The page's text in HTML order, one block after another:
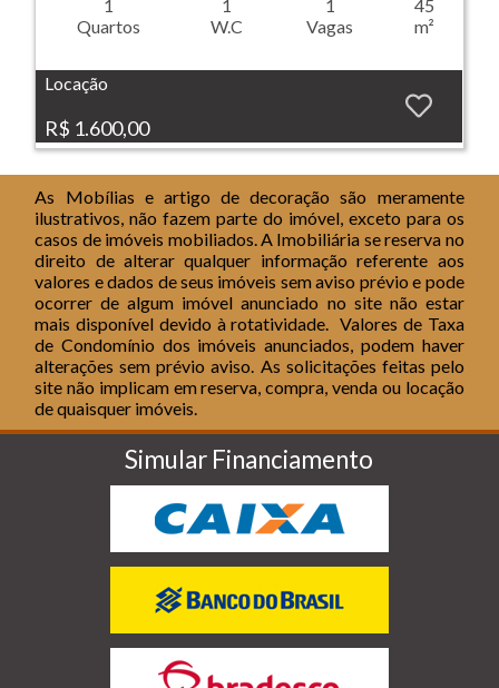
1
Quartos
1
W.C
1
Vagas
45
m²
Locação
R$ 1.600,00
As Mobílias e artigo de decoração são meramente
ilustrativos, não fazem parte do imóvel, exceto para os
casos de imóveis mobiliados. A Imobiliária se reserva no
direito de alterar qualquer informação referente aos
valores e dados de seus imóveis sem aviso prévio e pode
ocorrer de algum imóvel anunciado no site não estar
mais disponível devido à rotatividade.Valores de Taxa
de Condomínio dos imóveis anunciados, podem haver
alterações sem prévio aviso. As solicitações feitas pelo
site não implicam em reserva, compra, venda ou locação
de quaisquer imóveis.
Simular Financiamento